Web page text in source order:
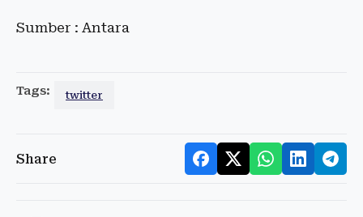
Sumber : Antara
Tags: twitter
Share